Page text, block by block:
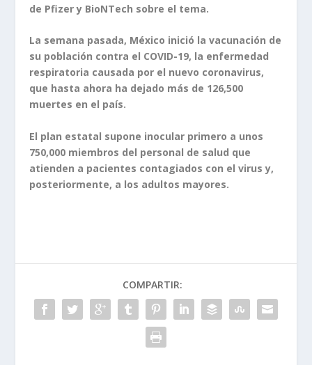
de Pfizer y BioNTech sobre el tema.
La semana pasada, México inició la vacunación de
su población contra el COVID-19, la enfermedad
respiratoria causada por el nuevo coronavirus,
que hasta ahora ha dejado más de 126,500
muertes en el país.
El plan estatal supone inocular primero a unos
750,000 miembros del personal de salud que
atienden a pacientes contagiados con el virus y,
posteriormente, a los adultos mayores.
COMPARTIR: